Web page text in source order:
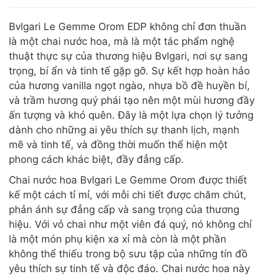
Bvlgari Le Gemme Orom EDP không chỉ đơn thuần
là một chai nước hoa, mà là một tác phẩm nghệ
thuật thực sự của thương hiệu Bvlgari, nơi sự sang
trọng, bí ẩn và tinh tế gặp gỡ. Sự kết hợp hoàn hảo
của hương vanilla ngọt ngào, nhựa bồ đề huyền bí,
và trầm hương quý phái tạo nên một mùi hương đầy
ấn tượng và khó quên. Đây là một lựa chọn lý tưởng
dành cho những ai yêu thích sự thanh lịch, mạnh
mẽ và tinh tế, và đồng thời muốn thể hiện một
phong cách khác biệt, đầy đẳng cấp.
Chai nước hoa Bvlgari Le Gemme Orom được thiết
kế một cách tỉ mỉ, với mỗi chi tiết được chăm chút,
phản ánh sự đẳng cấp và sang trọng của thương
hiệu. Với vỏ chai như một viên đá quý, nó không chỉ
là một món phụ kiện xa xỉ mà còn là một phần
không thể thiếu trong bộ sưu tập của những tín đồ
yêu thích sự tinh tế và độc đáo. Chai nước hoa này